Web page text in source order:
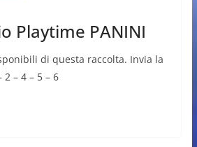
Playtime PANINI
di questa raccolta. Invia la
– 4 – 5 – 6